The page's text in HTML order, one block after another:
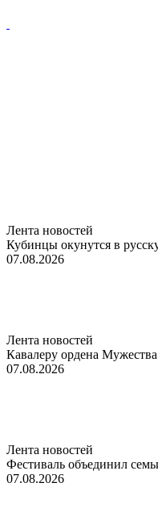
Лента новостей
Кубинцы окунутся в
07.08.2026
Лента новостей
Кавалеру ордена
07.08.2026
Лента новостей
Фестиваль объединил
07.08.2026